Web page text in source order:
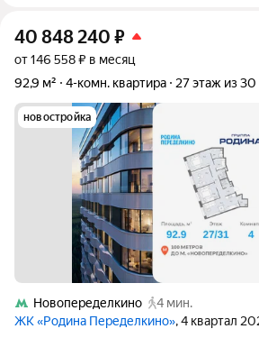
40 848 240 ₽
от 146 558 ₽ в месяц
92,9 м²
4-комн. квартира 27 этаж из 30
новостройка
Новопеределкино
4 мин.
ЖК «Родина Переделкино», 4 квартал